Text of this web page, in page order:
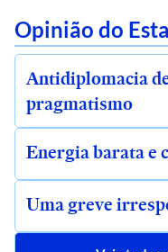
Opinião do
Antidiplomacia
pragmatismo
Energia barata e
Uma greve